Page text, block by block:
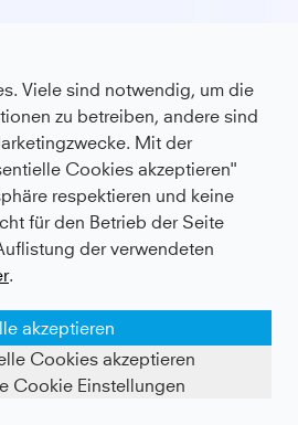
Viele sind notwendig, um die
zu betreiben, andere sind
Mit der
Cookies akzeptieren"
respektieren und keine
für den Betrieb der Seite
der verwendeten
.
akzeptieren
Cookies akzeptieren
Cookie Einstellungen